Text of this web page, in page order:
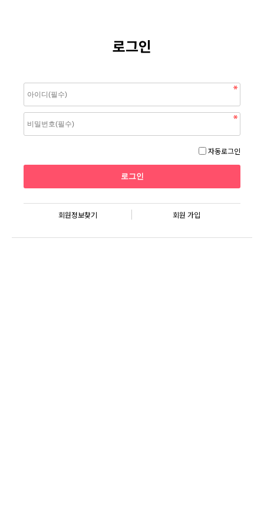
로그인
자동로그인
회원정보찾기 회원 가입